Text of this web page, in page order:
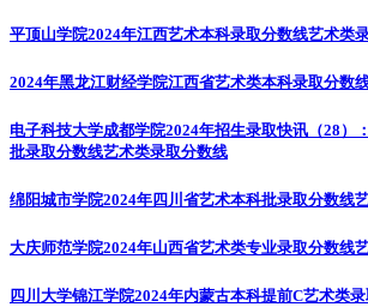
平顶山学院2024年江西艺术本科录取分数线艺术类
2024年黑龙江财经学院江西省艺术类本科录取分数
电子科技大学成都学院2024年招生录取快讯（28）
批录取分数线艺术类录取分数线
绵阳城市学院2024年四川省艺术本科批录取分数线
大庆师范学院2024年山西省艺术类专业录取分数线
四川大学锦江学院2024年内蒙古本科提前C艺术类